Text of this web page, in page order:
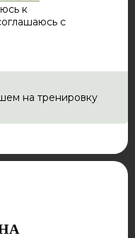
к
с
на тренировку